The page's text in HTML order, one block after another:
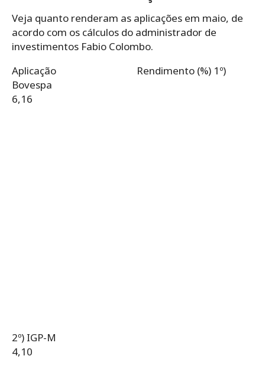
Veja quanto renderam as aplicações em maio, de
acordo com os cálculos do administrador de
investimentos Fabio Colombo.
Aplicação Rendimento (%) 1º)
Bovespa
6,16
2º) IGP-M
4,10